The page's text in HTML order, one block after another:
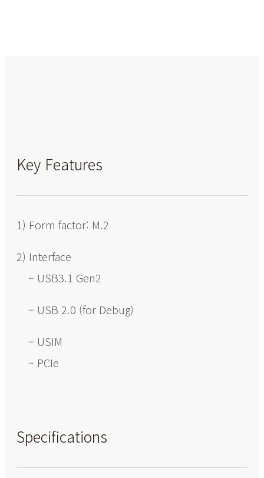
Key Features
1) Form factor: M.2
2) Interface
– USB3.1 Gen2
– USB 2.0 (for Debug)
– USIM
– PCIe
Specifications